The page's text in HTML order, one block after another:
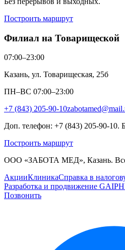
Построить маршрут
Филиал на Товарищеской
07:00–23:00
Казань, ул. Товарищеская, 25б
ПН–ВС 07:00–23:00
+7 (843) 205-90-10
Доп. телефон: +7 (843) 205-90-10.
Построить маршрут
ООО «ЗАБОТА МЕД», Казань.
АкцииКлиникаСправка в
Разработка и продвижение
Позвонить